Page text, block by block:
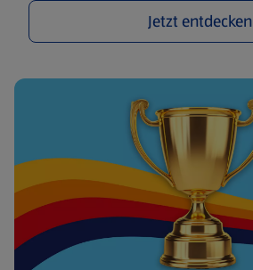
Jetzt entdecken